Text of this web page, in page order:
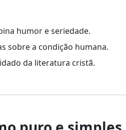
humor e seriedade.
sobre a condição humana.
da literatura cristã.